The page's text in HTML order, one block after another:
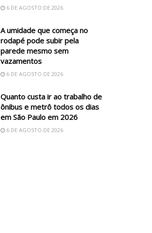
6 DE AGOSTO DE 2026
A umidade que começa no
rodapé pode subir pela
parede mesmo sem
vazamentos
6 DE AGOSTO DE 2026
Quanto custa ir ao trabalho de
ônibus e metrô todos os dias
em São Paulo em 2026
6 DE AGOSTO DE 2026